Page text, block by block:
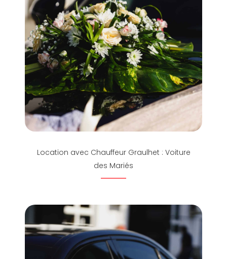
Location avec Chauffeur Graulhet : Voiture
des Mariés